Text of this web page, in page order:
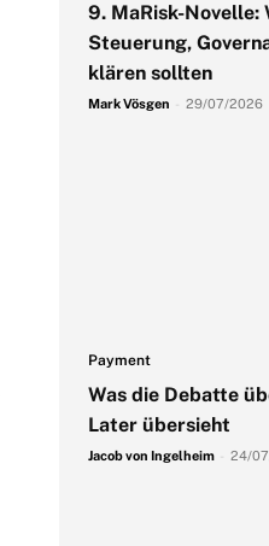
9. MaRisk-Novelle:
Steuerung,
klären sollten
Mark Vösgen 29/07/2026
Payment
Was die Debatte
Later übersieht
Jacob von Ingelheim 24/